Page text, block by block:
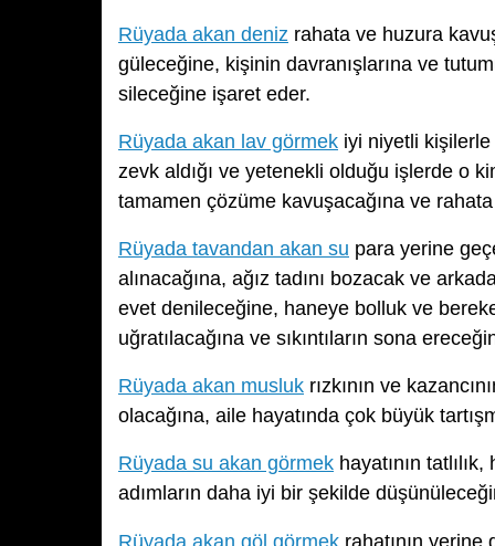
Rüyada akan deniz rahata ve huzura
güleceğine, kişinin davranışlarına ve
sileceğine işaret eder.
Rüyada akan lav görmek iyi niyetli
zevk aldığı ve yetenekli olduğu işlerde o
tamamen çözüme kavuşacağına ve
Rüyada tavandan akan su para yerine
alınacağına, ağız tadını bozacak ve
evet denileceğine, haneye bolluk ve
uğratılacağına ve sıkıntıların sona
Rüyada akan musluk rızkının ve
olacağına, aile hayatında çok büyük
Rüyada su akan görmek hayatının
adımların daha iyi bir şekilde
Rüyada akan göl görmek rahatının yerine